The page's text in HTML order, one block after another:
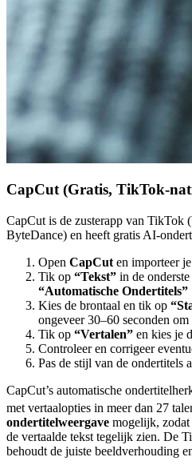
CapCut (Gratis, TikTok-
CapCut is de zusterapp van TikTok
ByteDance) en heeft gratis AI-
Open CapCut en importeer
Tik op “Tekst” in de
“Automatische Ondertitels”
Kies de brontaal en tik op
ongeveer 30–60 seconden om
Tik op “Vertalen” en kies je
Controleer en corrigeer
Pas de stijl van de ondertitels
CapCut’s automatische
met vertaalopties in meer dan 27
ondertitelweergave mogelijk,
de vertaalde tekst tegelijk zien. De
behoudt de juiste beeldverhouding